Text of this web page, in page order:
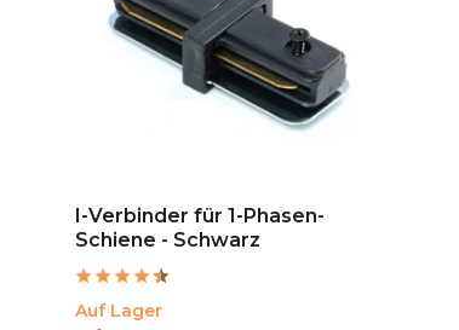
I-Verbinder für 1-Phasen-
Schiene - Schwarz
Auf Lager